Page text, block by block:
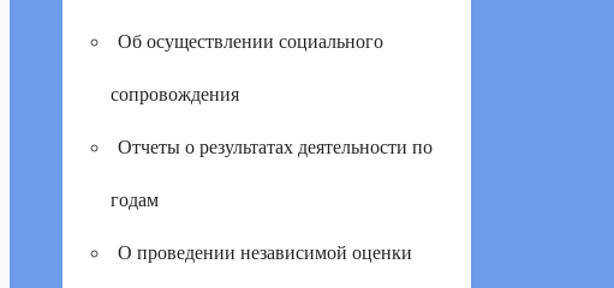
Об осуществлении социального
сопровождения
Отчеты о результатах деятельности по
годам
О проведении независимой оценки